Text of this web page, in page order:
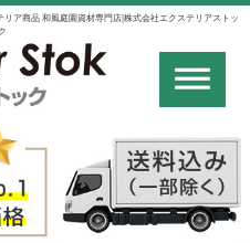
ア商品 和風庭園資材専門店|株式会社エクステリアストッ
ク